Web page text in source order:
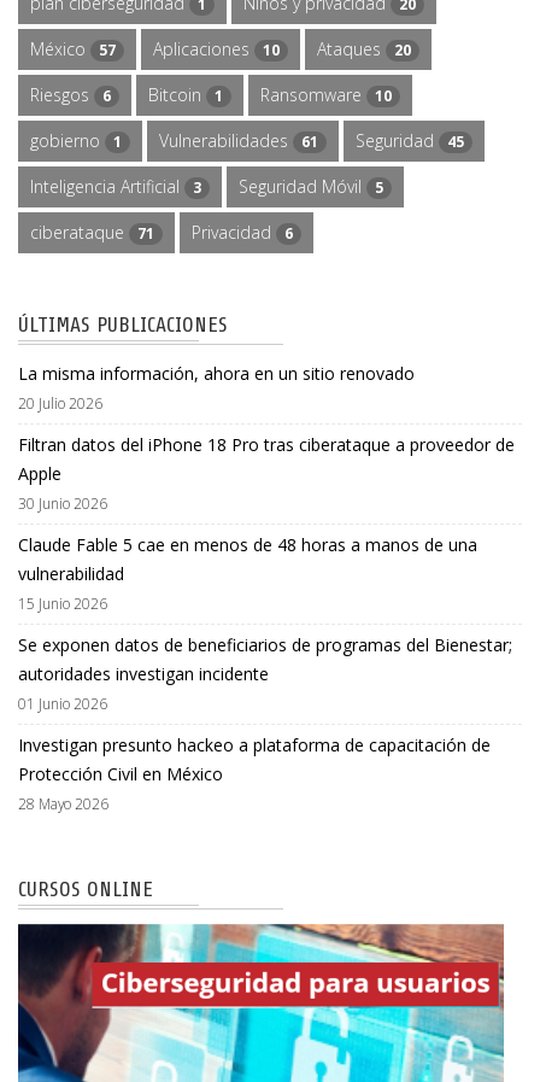
1 20
México 57 Aplicaciones 10 Ataques 20
Riesgos 6 Bitcoin 1 Ransomware 10
gobierno 1 Vulnerabilidades 61 Seguridad 45
Inteligencia Artificial 3 Seguridad Móvil 5
ciberataque 71 Privacidad 6
ÚLTIMAS PUBLICACIONES
La misma información, ahora en un sitio renovado
20 Julio 2026
Filtran datos del iPhone 18 Pro tras ciberataque a proveedor de
Apple
30 Junio 2026
Claude Fable 5 cae en menos de 48 horas a manos de una
vulnerabilidad
15 Junio 2026
Se exponen datos de beneficiarios de programas del Bienestar;
autoridades investigan incidente
01 Junio 2026
Investigan presunto hackeo a plataforma de capacitación de
Protección Civil en México
28 Mayo 2026
CURSOS ONLINE